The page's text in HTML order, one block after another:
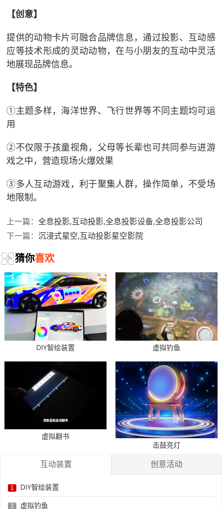
【创意】
提供的动物卡片可融合品牌信息，通过投影、互动感
应等技术形成的灵动动物，在与小朋友的互动中灵活
地展现品牌信息。
【特色】
①主题多样，海洋世界、飞行世界等不同主题均可运
用
②不仅限于孩童视角，父母等长辈也可共同参与进游
戏之中，营造现场火爆效果
③多人互动游戏，利于聚集人群，操作简单，不受场
地限制。
上一篇：全息投影,互动投影,全息投影设备,全息投影公司
下一篇：沉浸式星空,互动投影星空影院
猜你喜欢
DIY智绘装置 虚拟钓鱼
虚拟翻书
击鼓亮灯
互动装置 创意活动
1 DIY智绘装置
2 虚拟钓鱼